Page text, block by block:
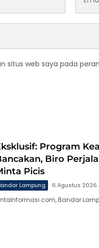
situs web saya pada
Program
Biro
Picis
Lampung 6 Agustus 2026
Bandar